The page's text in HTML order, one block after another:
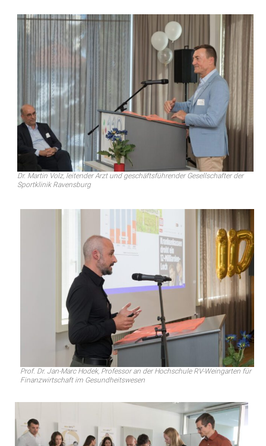
Dr. Martin Volz, leitender Arzt und geschäftsführender Gesellschafter der
Sportklinik Ravensburg
Prof. Dr. Jan-Marc Hodek, Professor an der Hochschule RV-Weingarten für
Finanzwirtschaft im Gesundheitswesen